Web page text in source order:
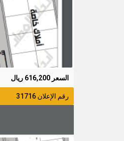
السعر 616,200 ريال
رقم الإعلان 31716